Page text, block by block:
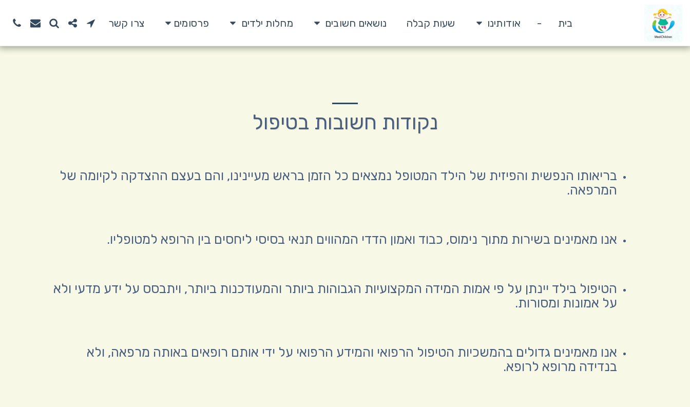
בית - אודותינו שעות קבלה נושאים חשובים מחלות ילדים פרסומים צרו קשר
נקודות חשובות בטיפול
בריאותו הנפשית והפיזית של הילד המטופל נמצאים כל הזמן בראש מעיינינו, והם בעצם ההצדקה לקיומה של
המרפאה.
אנו מאמינים בשירות מתוך נימוס, כבוד ואמון הדדי המהווים תנאי בסיסי ליחסים בין הרופא למטופליו.
הטיפול בילד יינתן על פי אמות המידה המקצועיות הגבוהות ביותר והמעודכנות ביותר, ויתבסס על ידע מדעי ולא
על אמונות ומסורות.
אנו מאמינים גדולים בהמשכיות הטיפול הרפואי והמידע הרפואי על ידי אותם רופאים באותה מרפאה, ולא
בנדידה מרופא לרופא.